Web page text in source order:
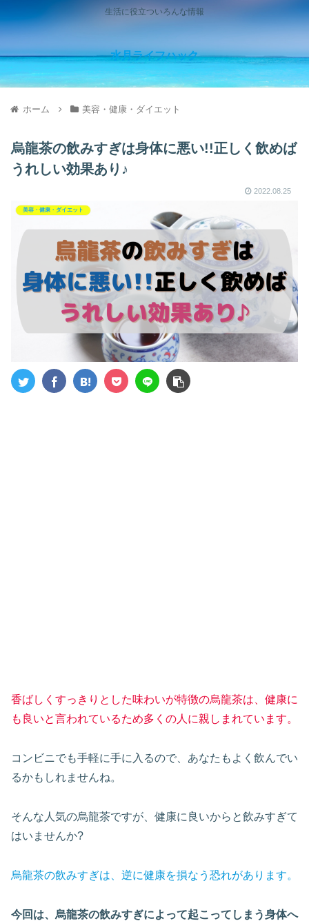
生活に役立ついろんな情報
水月ライフハック
ホーム 美容・健康・ダイエット
烏龍茶の飲みすぎは身体に悪い!!正しく飲めば
うれしい効果あり♪
2022.08.25
美容・健康・ダイエット
香ばしくすっきりとした味わいが特徴の烏龍茶は、健康に
も良いと言われているため多くの人に親しまれています。
コンビニでも手軽に手に入るので、あなたもよく飲んでい
るかもしれませんね。
そんな人気の烏龍茶ですが、健康に良いからと飲みすぎて
はいませんか?
烏龍茶の飲みすぎは、逆に健康を損なう恐れがあります。
今回は、烏龍茶の飲みすぎによって起こってしまう身体へ